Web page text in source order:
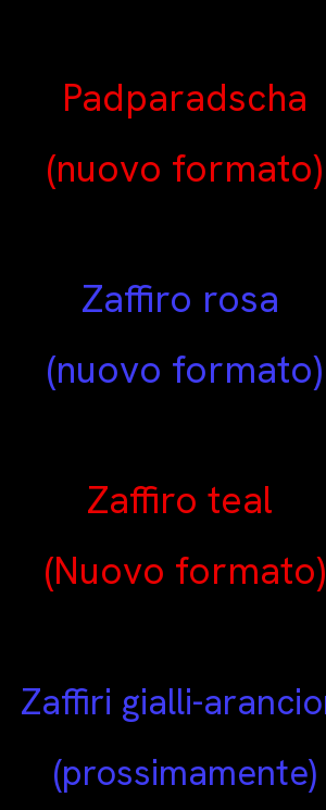
Padparadscha
(nuovo formato)
Zaffiro rosa
(nuovo formato)
Zaffiro teal
(Nuovo formato)
Zaffiri gialli-
(prossimamente)